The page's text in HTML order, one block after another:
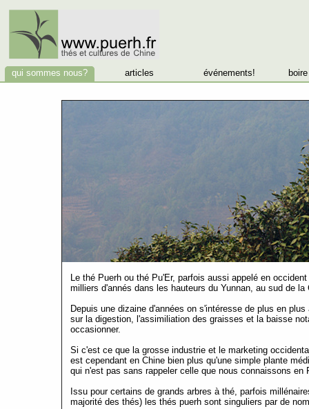
Le thé Puerh ou thé Pu'Er, parfois aussi appelé en
milliers d'annés dans les hauteurs du Yunnan, au sud de la
Depuis une dizaine d'années on s'intéresse de plus en
sur la digestion, l'assimiliation des graisses et la baisse
occasionner.
Si c'est ce que la grosse industrie et le marketing
est cependant en Chine bien plus qu'une simple plante
qui n'est pas sans rappeler celle que nous connaissons en
Issu pour certains de grands arbres à thé, parfois
majorité des thés) les thés puerh sont singuliers par de
qui sommes nous? articles événements!